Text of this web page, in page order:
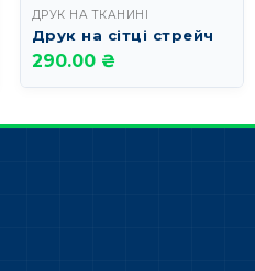
ДРУК НА ТКАНИНІ
Друк на сітці стрейч
290.00 ₴